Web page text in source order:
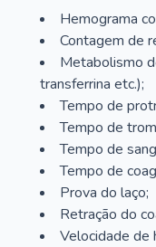
Hemograma
Contagem de
Metabolismo
transferrina etc.);
Tempo de
Tempo de
Tempo de
Tempo de
Prova do laço;
Retração do
Velocidade de